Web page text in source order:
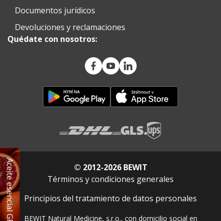
una tabla de dosificación específica en el envase de cada
detergente. La cucharilla medidora con marcas le
ayudará a medir la dosis con precisión.
Aceite esencial GRATIS
Documentos jurídicos
Devoluciones y reclamaciones
Quédate con nosotros:
© 2012-2026 BEWIT
Términos y condiciones generales
Principios del tratamiento de datos personales
BEWIT Natural Medicine, s.r.o., con domicilio social en